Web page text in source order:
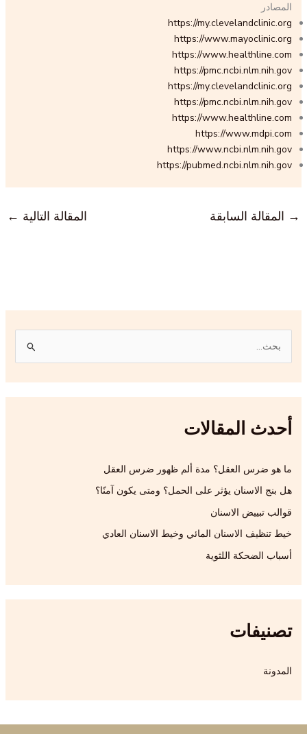
المصادر
https://my.clevelandclinic.org
https://www.mayoclinic.org
https://www.healthline.com
https://pmc.ncbi.nlm.nih.gov
https://my.clevelandclinic.org
https://pmc.ncbi.nlm.nih.gov
https://www.healthline.com
https://www.mdpi.com
https://www.ncbi.nlm.nih.gov
https://pubmed.ncbi.nlm.nih.gov
→ المقالة السابقة المقالة التالية ←
ل
ب
ث
ن
أحدث المقالات
ما هو ضرس العقل؟ مدة ألم ظهور ضرس العقل
هل بنج الاسنان يؤثر على الحمل؟ ومتى يكون آمنًا؟
قوالب تبييض الاسنان
خيط تنظيف الاسنان المائي وخيط الاسنان العادي
أسباب الضحكة اللثوية
تصنيفات
المدونة